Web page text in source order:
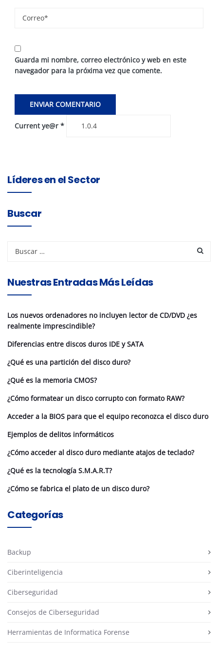
Guarda mi nombre, correo electrónico y web en este
navegador para la próxima vez que comente.
Current ye@r *
Líderes en el Sector
Buscar
Nuestras Entradas Más Leídas
Los nuevos ordenadores no incluyen lector de CD/DVD ¿es
realmente imprescindible?
Diferencias entre discos duros IDE y SATA
¿Qué es una partición del disco duro?
¿Qué es la memoria CMOS?
¿Cómo formatear un disco corrupto con formato RAW?
Acceder a la BIOS para que el equipo reconozca el disco duro
Ejemplos de delitos informáticos
¿Cómo acceder al disco duro mediante atajos de teclado?
¿Qué es la tecnología S.M.A.R.T?
¿Cómo se fabrica el plato de un disco duro?
Categorías
Backup
Ciberinteligencia
Ciberseguridad
Consejos de Ciberseguridad
Herramientas de Informatica Forense